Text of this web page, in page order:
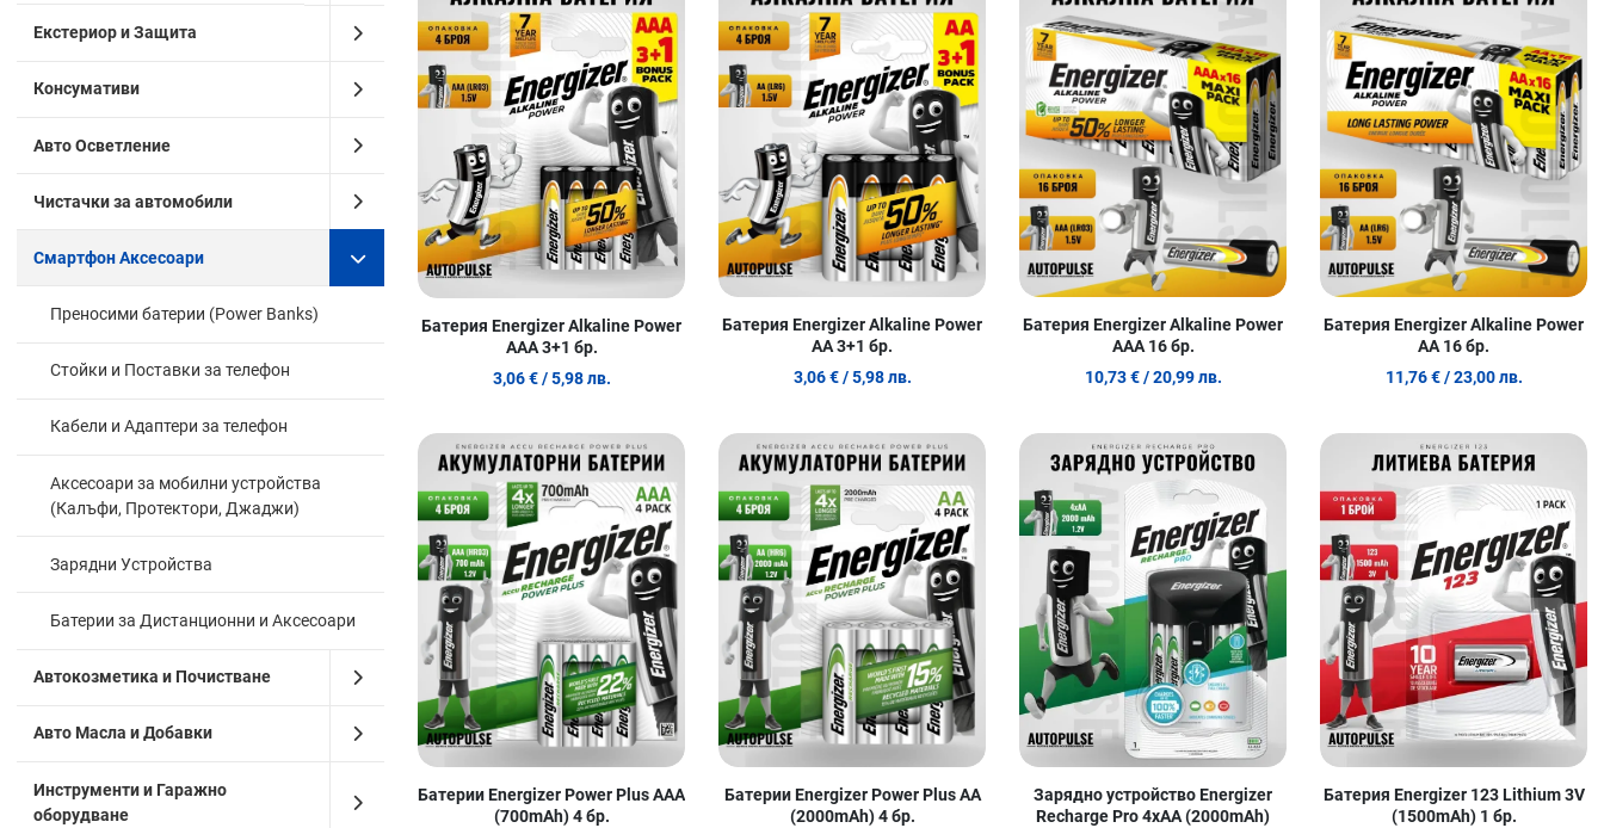
Екстериор и Защита
Консумативи
Авто Осветление
Чистачки за автомобили
Смартфон Аксесоари
Преносими батерии (Power Banks)
Стойки и Поставки за телефон
Кабели и Адаптери за телефон
Аксесоари за мобилни устройства
(Калъфи, Протектори, Джаджи)
Зарядни Устройства
Батерии за Дистанционни и Аксесоари
Автокозметика и Почистване
Авто Масла и Добавки
Инструменти и Гаражно
оборудване
Сравни продукт
Quick View
Батерия Energizer Alkaline Power
AAA 3+1 бр.
3,06 € / 5,98 лв.
Сравни продукт
Quick View
Батерия Energizer Alkaline Power
AA 3+1 бр.
3,06 € / 5,98 лв.
Сравни продукт
Quick View
Батерия Energizer Alkaline Power
AAA 16 бр.
10,73 € / 20,99 лв.
Батерия Energizer Alkaline Power
AA 16 бр.
11,76 € / 23,00 лв.
Добави в любими
Сравни продукт
Quick View
Батерии Energizer Power Plus AAA
(700mAh) 4 бр.
Добави в любими
Сравни продукт
Quick View
Батерии Energizer Power Plus AA
(2000mAh) 4 бр.
Добави в любими
Сравни продукт
Quick View
Зарядно устройство Energizer
Recharge Pro 4xAA (2000mAh)
Батерия Energizer 123 Lithium 3V
(1500mAh) 1 бр.